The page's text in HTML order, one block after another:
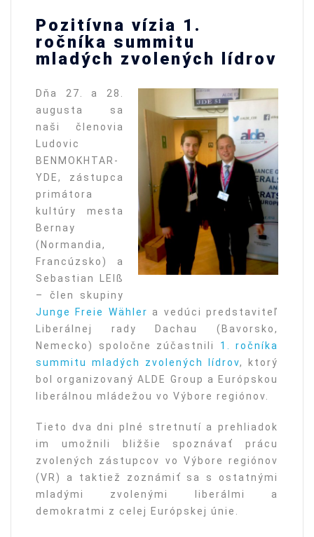
Pozitívna vízia 1.
ročníka summitu
mladých zvolených lídrov
Dňa 27. a 28.
augusta sa
naši členovia
Ludovic
BENMOKHTAR-
YDE, zástupca
primátora
kultúry mesta
Bernay
(Normandia,
Francúzsko) a
Sebastian LEIß
– člen skupiny
Junge Freie Wähler a vedúci predstaviteľ
Liberálnej rady Dachau (Bavorsko,
Nemecko) spoločne zúčastnili 1. ročníka
summitu mladých zvolených lídrov, ktorý
bol organizovaný ALDE Group a Európskou
liberálnou mládežou vo Výbore regiónov.
Tieto dva dni plné stretnutí a prehliadok
im umožnili bližšie spoznávať prácu
zvolených zástupcov vo Výbore regiónov
(VR) a taktiež zoznámiť sa s ostatnými
mladými zvolenými liberálmi a
demokratmi z celej Európskej únie.